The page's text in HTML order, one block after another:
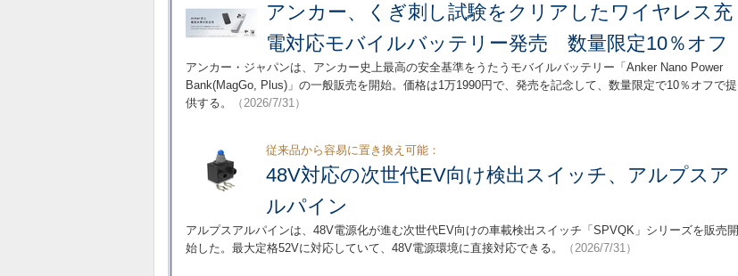
アンカー、くぎ刺し試験をクリアしたワイヤレス充
電対応モバイルバッテリー発売 数量限定10％オフ
アンカー・ジャパンは、アンカー史上最高の安全基準をうたうモバイルバッテリー「Anker Nano Power
Bank(MagGo, Plus)」の一般販売を開始。価格は1万1990円で、発売を記念して、数量限定で10％オフで提
供する。
（2026/7/31）
従来品から容易に置き換え可能：
48V対応の次世代EV向け検出スイッチ、アルプスア
ルパイン
アルプスアルパインは、48V電源化が進む次世代EV向けの車載検出スイッチ「SPVQK」シリーズを販売開
始した。最大定格52Vに対応していて、48V電源環境に直接対応できる。
（2026/7/31）